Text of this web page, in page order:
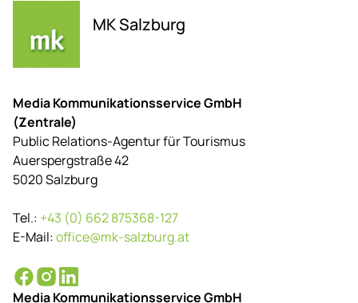
MK Salzburg
Media Kommunikationsservice GmbH
(Zentrale)
Public Relations-Agentur für Tourismus
Auerspergstraße 42
5020 Salzburg
Tel.: +43 (0) 662 875368-127
E-Mail:office@mk-salzburg.at
Media Kommunikationsservice GmbH